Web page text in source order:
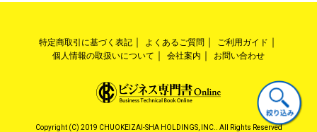
特定商取引に基づく表記 よくあるご質問
ご利用ガイド
個人情報の取扱いについて
会社案内 お問い合わせ
Copyright (C) 2019 CHUOKEIZAI-SHA HOLDINGS, INC.. All Rights Reserved